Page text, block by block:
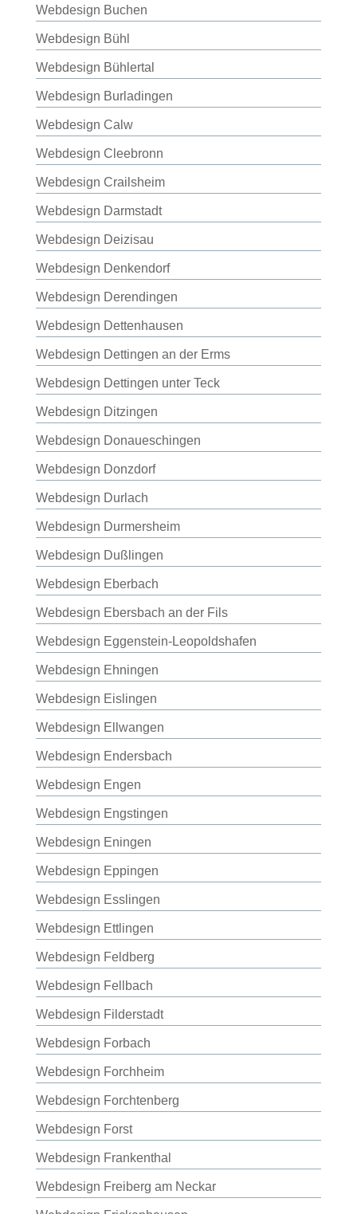
Webdesign Buchen
Webdesign Bühl
Webdesign Bühlertal
Webdesign Burladingen
Webdesign Calw
Webdesign Cleebronn
Webdesign Crailsheim
Webdesign Darmstadt
Webdesign Deizisau
Webdesign Denkendorf
Webdesign Derendingen
Webdesign Dettenhausen
Webdesign Dettingen an der Erms
Webdesign Dettingen unter Teck
Webdesign Ditzingen
Webdesign Donaueschingen
Webdesign Donzdorf
Webdesign Durlach
Webdesign Durmersheim
Webdesign Dußlingen
Webdesign Eberbach
Webdesign Ebersbach an der Fils
Webdesign Eggenstein-Leopoldshafen
Webdesign Ehningen
Webdesign Eislingen
Webdesign Ellwangen
Webdesign Endersbach
Webdesign Engen
Webdesign Engstingen
Webdesign Eningen
Webdesign Eppingen
Webdesign Esslingen
Webdesign Ettlingen
Webdesign Feldberg
Webdesign Fellbach
Webdesign Filderstadt
Webdesign Forbach
Webdesign Forchheim
Webdesign Forchtenberg
Webdesign Forst
Webdesign Frankenthal
Webdesign Freiberg am Neckar